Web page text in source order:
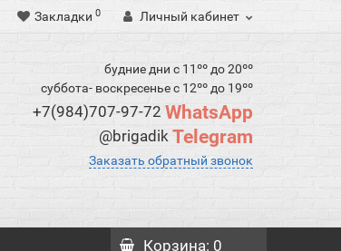
Закладки 0 Личный кабинет
будние дни с 11ºº до 20ºº
суббота- воскресенье с 12ºº до 19ºº
+7(984)707-97-72 WhatsApp
@brigadikTelegram
Заказать обратный звонок
Корзина: 0